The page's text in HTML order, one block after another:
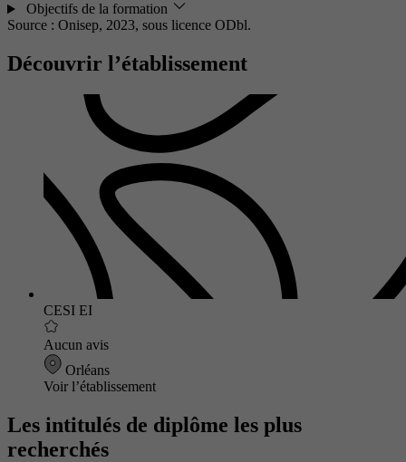
Objectifs de la formation
Source : Onisep, 2023, sous licence ODbl.
Découvrir l’établissement
CESI EI
Aucun avis
Orléans
Voir l’établissement
Les intitulés de diplôme les plus
recherchés